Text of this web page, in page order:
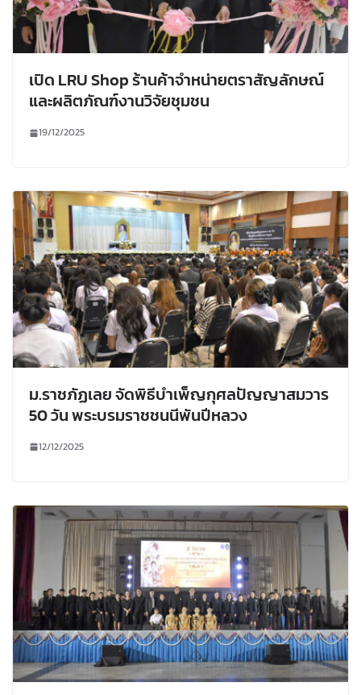
เปิด LRU Shop ร้านค้าจำหน่ายตราสัญลักษณ์
และผลิตภัณฑ์งานวิจัยชุมชน
19/12/2025
ม.ราชภัฏเลย จัดพิธีบำเพ็ญกุศลปัญญาสมวาร
50 วัน พระบรมราชชนนีพันปีหลวง
12/12/2025